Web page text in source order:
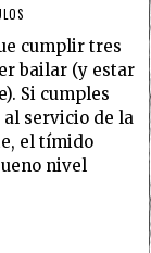
cumplir tres
bailar (y estar
Si cumples
servicio de la
el tímido
nivel